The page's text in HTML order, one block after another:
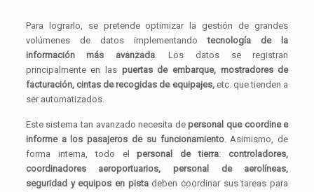
Para lograrlo, se pretende optimizar la gestión de grandes
volúmenes de datos implementandotecnología de la
información más avanzada. Los datos se registran
principalmente en las puertas de embarque, mostradores de
facturación, cintas de recogidas de equipajes,etc. que tienden a
ser automatizados.
Este sistema tan avanzado necesita depersonal que coordine e
informe a los pasajeros de su funcionamiento. Asimismo, de
forma interna, todo elpersonal de tierra: controladores,
coordinadores aeroportuarios, personal de aerolíneas,
seguridad y equipos en pista deben coordinar sus tareas para